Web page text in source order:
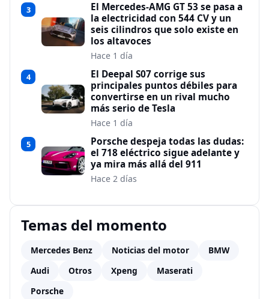
3
El Mercedes-AMG GT 53 se pasa a
la electricidad con 544 CV y un
seis cilindros que solo existe en
los altavoces
Hace 1 día
4
El Deepal S07 corrige sus
principales puntos débiles para
convertirse en un rival mucho
más serio de Tesla
Hace 1 día
5
Porsche despeja todas las dudas:
el 718 eléctrico sigue adelante y
ya mira más allá del 911
Hace 2 días
Temas del momento
Mercedes Benz Noticias del motor
BMW
Audi
Otros Xpeng
Maserati
Porsche